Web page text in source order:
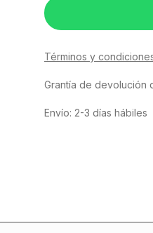
Términos y
Grantía de devolución
Envío: 2-3 días hábiles